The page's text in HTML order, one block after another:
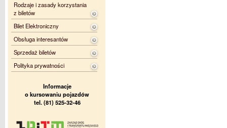
Rodzaje i zasady korzystania
z biletów
Bilet Elektroniczny
Obsługa interesantów
Sprzedaż biletów
Polityka prywatności
Informacje
o kursowaniu pojazdów
tel. (81) 525-32-46